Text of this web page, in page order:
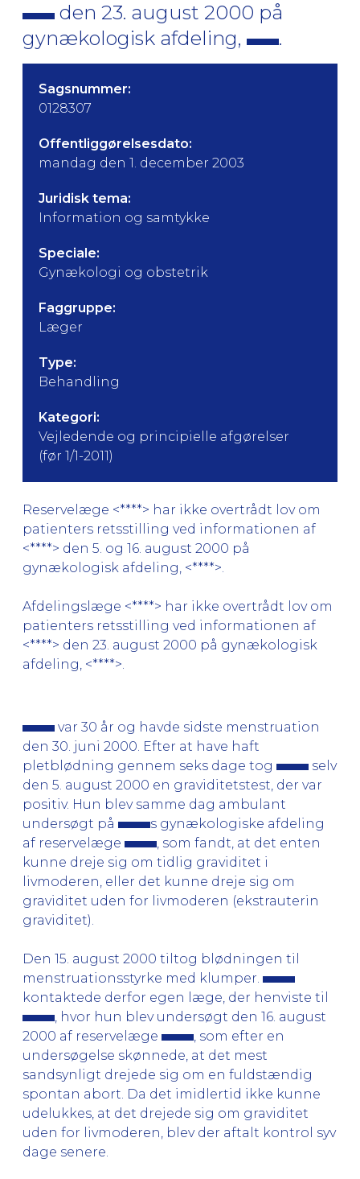
den 23. august 2000 på
gynækologisk afdeling,
.
Sagsnummer:
0128307
Offentliggørelsesdato:
mandag den 1. december 2003
Juridisk tema:
Information og samtykke
Speciale:
Gynækologi og obstetrik
Faggruppe:
Læger
Type:
Behandling
Kategori:
Vejledende og principielle afgørelser
(før 1/1-2011)
Reservelæge <****> har ikke overtrådt lov om
patienters retsstilling ved informationen af
<****> den 5. og 16. august 2000 på
gynækologisk afdeling, <****>.
Afdelingslæge <****> har ikke overtrådt lov om
patienters retsstilling ved informationen af
<****> den 23. august 2000 på gynækologisk
afdeling, <****>.
var 30 år og havde sidste menstruation
den 30. juni 2000. Efter at have haft
pletblødning gennem seks dage tog
selv
den 5. august 2000 en graviditetstest, der var
positiv. Hun blev samme dag ambulant
undersøgt på
s gynækologiske afdeling
af reservelæge
, som fandt, at det enten
kunne dreje sig om tidlig graviditet i
livmoderen, eller det kunne dreje sig om
graviditet uden for livmoderen (ekstrauterin
graviditet).
Den 15. august 2000 tiltog blødningen til
menstruationsstyrke med klumper.
kontaktede derfor egen læge, der henviste til
, hvor hun blev undersøgt den 16. august
2000 af reservelæge
, som efter en
undersøgelse skønnede, at det mest
sandsynligt drejede sig om en fuldstændig
spontan abort. Da det imidlertid ikke kunne
udelukkes, at det drejede sig om graviditet
uden for livmoderen, blev der aftalt kontrol syv
dage senere.